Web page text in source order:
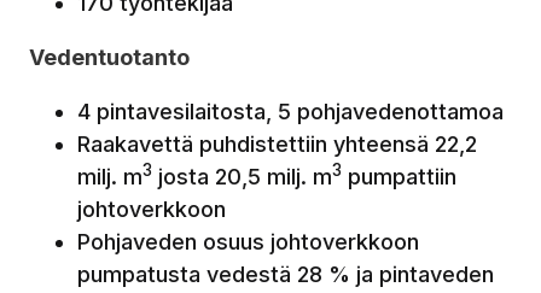
Vedentuotanto
4 pintavesilaitosta, 5 pohjavedenottamoa
Raakavettä puhdistettiin yhteensä 22,2
milj. m3 josta 20,5 milj. m3 pumpattiin
johtoverkkoon
Pohjaveden osuus johtoverkkoon
pumpatusta vedestä 28 % ja pintaveden